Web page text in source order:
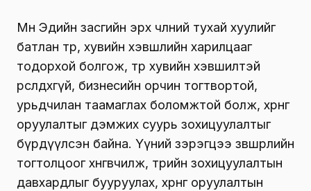
Мөн Эдийн засгийн эрх чөлөөний тухай хуулийг
батлан төр, хувийн хэвшлийн харилцааг
тодорхой болгож, төр хувийн хэвшилтэй
өрсөлдөхгүй, бизнесийн орчин тогтвортой,
урьдчилан таамаглах боломжтой болж, хөрөнгө
оруулалтыг дэмжих суурь зохицуулалтыг
бүрдүүлсэн байна. Үүний зэрэгцээ зөвшөөрлийн
тогтолцоог хөнгөвчилж, төрийн зохицуулалтын
давхардлыг бууруулах, хөрөнгө оруулалтын